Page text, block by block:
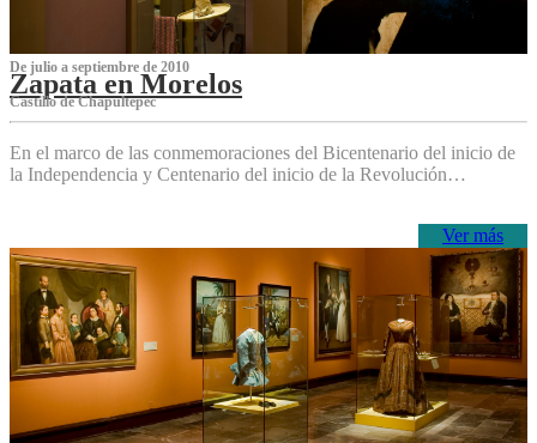
De julio a septiembre de 2010
Zapata en Morelos
Castillo de Chapultepec
En el marco de las conmemoraciones del Bicentenario del inicio de
la Independencia y Centenario del inicio de la Revolución…
Ver más